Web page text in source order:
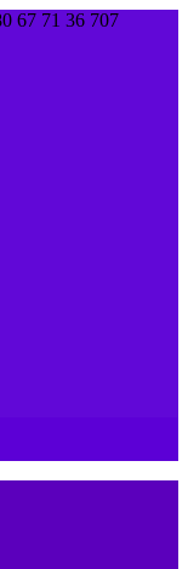
67 71 36 707